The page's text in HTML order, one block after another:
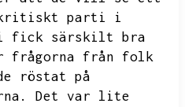
parti i
fick särskilt bra
frågorna från folk
röstat på
Det var lite